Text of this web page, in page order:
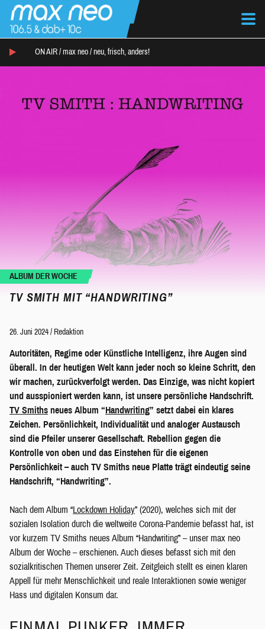
ON AIR / max neo / neu, frisch, anders!
ALBUM DER WOCHE
TV SMITH MIT “HANDWRITING”
26. Juni 2024/ Redaktion
Autoritäten, Regime oder Künstliche Intelligenz, ihre Augen sind
überall. In der heutigen Welt kann jeder noch so kleine Schritt, den
wir machen, zurückverfolgt werden. Das Einzige, was nicht kopiert
und ausspioniert werden kann, ist unsere persönliche Handschrift.
TV Smiths neues Album “Handwriting” setzt dabei ein klares
Zeichen. Persönlichkeit, Individualität und analoger Austausch
sind die Pfeiler unserer Gesellschaft. Rebellion gegen die
Kontrolle von oben und das Einstehen für die eigenen
Persönlichkeit – auch TV Smiths neue Platte trägt eindeutig seine
Handschrift, “Handwriting”.
Nach dem Album “Lockdown Holiday” (2020), welches sich mit der
sozialen Isolation durch die weltweite Corona-Pandemie befasst hat, ist
vor kurzem TV Smiths neues Album “Handwriting” – unser max neo
Album der Woche – erschienen. Auch dieses befasst sich mit den
sozialkritischen Themen unserer Zeit. Zeitgleich stellt es einen klaren
Appell für mehr Menschlichkeit und reale Interaktionen sowie weniger
Hass und digitalen Konsum dar.